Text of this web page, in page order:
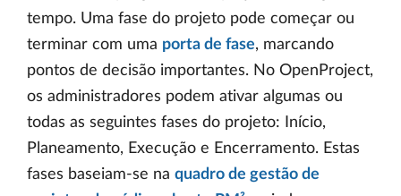
tempo. Uma fase do projeto pode começar ou
terminar com uma porta de fase, marcando
pontos de decisão importantes. No OpenProject,
os administradores podem ativar algumas ou
todas as seguintes fases do projeto: Início,
Planeamento, Execução e Encerramento. Estas
fases baseiam-se na quadro de gestão de